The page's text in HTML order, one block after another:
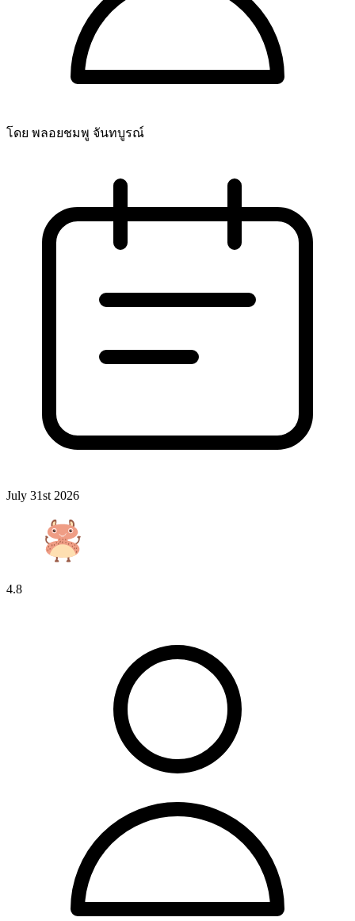
โดย พลอยชมพู จันทบูรณ์
July 31st 2026
4.8